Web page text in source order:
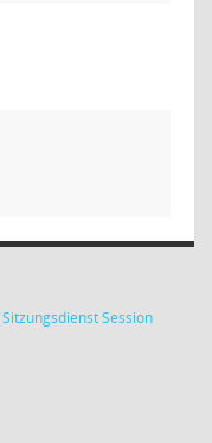
SitzungsdienstSession(Wird in